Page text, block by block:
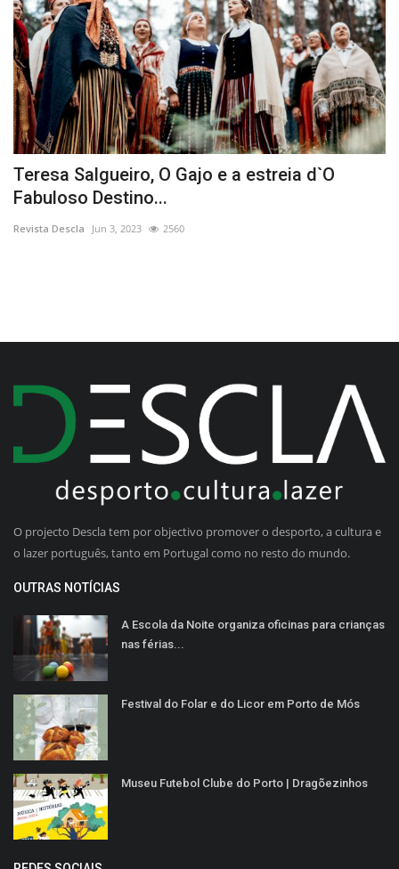
Teresa Salgueiro, O Gajo e a estreia d`O
Fabuloso Destino...
Revista Descla Jun 3, 2023 2560
O projecto Descla tem por objectivo promover o desporto, a cultura e
o lazer português, tanto em Portugal como no resto do mundo.
OUTRAS NOTÍCIAS
A Escola da Noite organiza oficinas para crianças
nas férias...
Festival do Folar e do Licor em Porto de Mós
Museu Futebol Clube do Porto | Dragõezinhos